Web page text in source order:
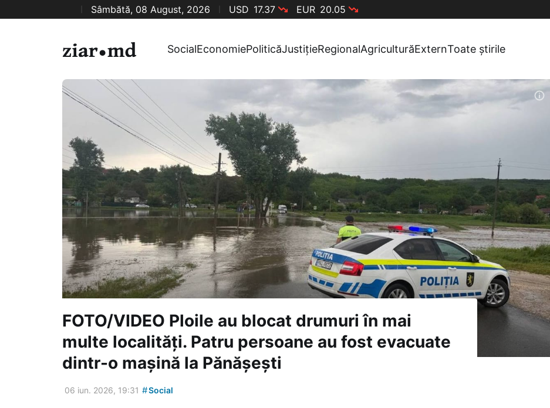
Sâmbătă, 08 August, 2026 USD 17.37 EUR 20.05
SocialEconomiePoliticăJustițieRegionalAgriculturăExternToate știrile
FOTO/VIDEO Ploile au blocat drumuri în mai
multe localități. Patru persoane au fost evacuate
dintr-o mașină la Pănășești
06 iun. 2026, 19:31 #Social